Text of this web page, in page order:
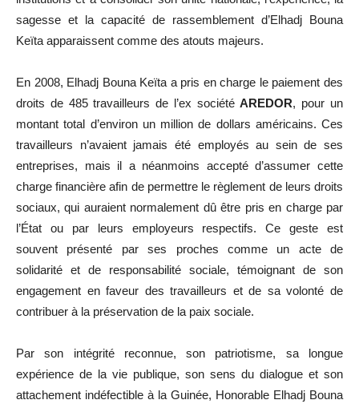
sagesse et la capacité de rassemblement d’Elhadj Bouna
Keïta apparaissent comme des atouts majeurs.
En 2008, Elhadj Bouna Keïta a pris en charge le paiement des
droits de 485 travailleurs de l’ex sociétéAREDOR, pour un
montant total d’environ un million de dollars américains. Ces
travailleurs n’avaient jamais été employés au sein de ses
entreprises, mais il a néanmoins accepté d’assumer cette
charge financière afin de permettre le règlement de leurs droits
sociaux, qui auraient normalement dû être pris en charge par
l’État ou par leurs employeurs respectifs. Ce geste est
souvent présenté par ses proches comme un acte de
solidarité et de responsabilité sociale, témoignant de son
engagement en faveur des travailleurs et de sa volonté de
contribuer à la préservation de la paix sociale.
Par son intégrité reconnue, son patriotisme, sa longue
expérience de la vie publique, son sens du dialogue et son
attachement indéfectible à la Guinée, Honorable Elhadj Bouna